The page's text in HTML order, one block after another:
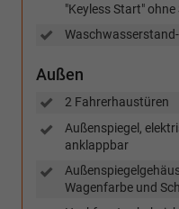
"Keyless Start"
Außen
2 Fahrerhaustüren
Außenspiegel,
anklappbar
Wagenfarbe und